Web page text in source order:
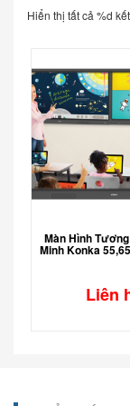
Hiển thị tất cả %d
Màn Hình
Minh Konka
Liên